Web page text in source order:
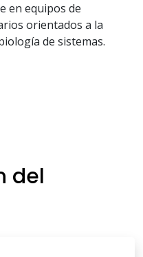
en equipos de
orientados a la
de sistemas.
del